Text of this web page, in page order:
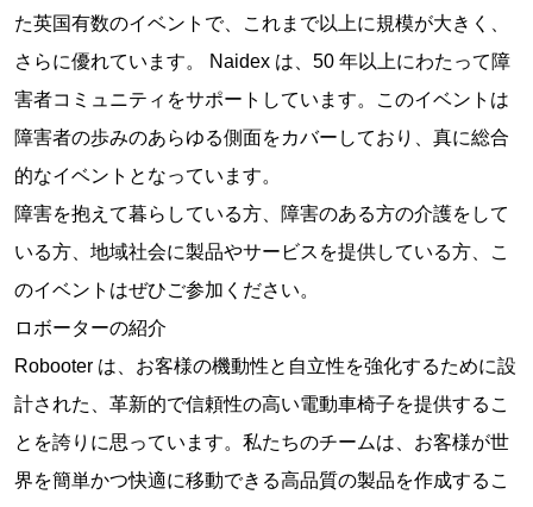
た英国有数のイベントで、これまで以上に規模が大きく、
さらに優れています。 Naidex は、50 年以上にわたって障
害者コミュニティをサポートしています。このイベントは
障害者の歩みのあらゆる側面をカバーしており、真に総合
的なイベントとなっています。
障害を抱えて暮らしている方、障害のある方の介護をして
いる方、地域社会に製品やサービスを提供している方、こ
のイベントはぜひご参加ください。
ロボーターの紹介
Robooter は、お客様の機動性と自立性を強化するために設
計された、革新的で信頼性の高い電動車椅子を提供するこ
とを誇りに思っています。私たちのチームは、お客様が世
界を簡単かつ快適に移動できる高品質の製品を作成するこ